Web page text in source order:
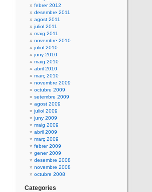
febrer 2012
desembre 2011
agost 2011
juliol 2011
maig 2011
novembre 2010
juliol 2010
juny 2010
maig 2010
abril 2010
març 2010
novembre 2009
octubre 2009
setembre 2009
agost 2009
juliol 2009
juny 2009
maig 2009
abril 2009
març 2009
febrer 2009
gener 2009
desembre 2008
novembre 2008
octubre 2008
Categories